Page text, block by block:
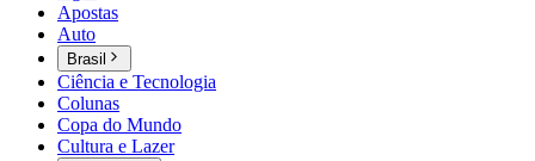
Apostas
Auto
Brasil
Ciência e Tecnologia
Colunas
Copa do Mundo
Cultura e Lazer